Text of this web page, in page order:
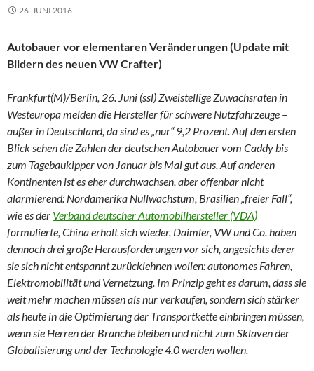
26. JUNI 2016
Autobauer vor elementaren Veränderungen (Update mit
Bildern des neuen VW Crafter)
Frankfurt(M)/Berlin, 26. Juni (ssl) Zweistellige Zuwachsraten in
Westeuropa melden die Hersteller für schwere Nutzfahrzeuge –
außer in Deutschland, da sind es „nur“ 9,2 Prozent. Auf den ersten
Blick sehen die Zahlen der deutschen Autobauer vom Caddy bis
zum Tagebaukipper von Januar bis Mai gut aus. Auf anderen
Kontinenten ist es eher durchwachsen, aber offenbar nicht
alarmierend: Nordamerika Nullwachstum, Brasilien „freier Fall“,
wie es der Verband deutscher Automobilhersteller (VDA)
formulierte, China erholt sich wieder. Daimler, VW und Co. haben
dennoch drei große Herausforderungen vor sich, angesichts derer
sie sich nicht entspannt zurücklehnen wollen: autonomes Fahren,
Elektromobilität und Vernetzung. Im Prinzip geht es darum, dass sie
weit mehr machen müssen als nur verkaufen, sondern sich stärker
als heute in die Optimierung der Transportkette einbringen müssen,
wenn sie Herren der Branche bleiben und nicht zum Sklaven der
Globalisierung und der Technologie 4.0 werden wollen.